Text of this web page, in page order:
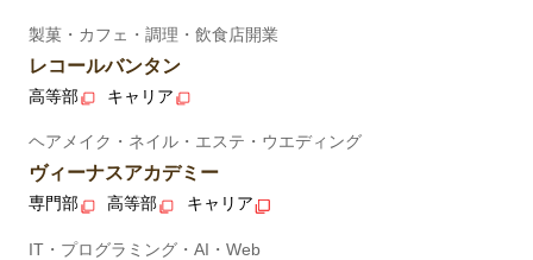
製菓・カフェ・調理・飲食店開業
レコールバンタン
高等部 キャリア
ヘアメイク・ネイル・エステ・ウエディング
ヴィーナスアカデミー
専門部 高等部 キャリア
IT・プログラミング・AI・Web